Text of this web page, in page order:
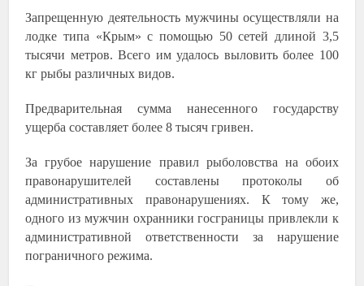
Запрещенную деятельность мужчины осуществляли на
лодке типа «Крым» с помощью 50 сетей длиной 3,5
тысячи метров. Всего им удалось выловить более 100
кг рыбы различных видов.
Предварительная сумма нанесенного государству
ущерба составляет более 8 тысяч гривен.
За грубое нарушение правил рыболовства на обоих
правонарушителей составлены протоколы об
административных правонарушениях. К тому же,
одного из мужчин охранники госграницы привлекли к
административной ответственности за нарушение
пограничного режима.